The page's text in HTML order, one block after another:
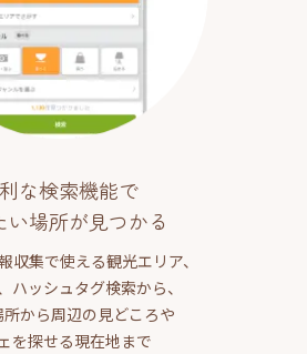
な検索機能で
い場所が見つかる
収集で使える観光エリア、
ハッシュタグ検索から、
所から周辺の見どころや
を探せる現在地まで